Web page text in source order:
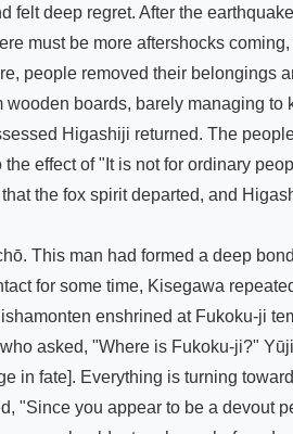
must be more aftershocks
people removed their belongings
boards, barely managing
Higashiji returned. The
effect of "It is not for ordinary
the fox spirit departed, and
This man had formed a deep
for some time, Kisegawa
enshrined at Fukoku-ji
asked, "Where is Fukoku-ji?"
in fate]. Everything is turning
"Since you appear to be a devout